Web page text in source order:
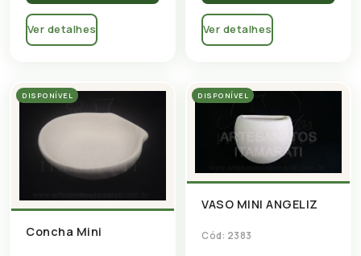
Ver detalhes Ver detalhes
DISPONÍVEL
Concha Mini
DISPONÍVEL
VASO MINI ANGELIZ
Cód: 2383